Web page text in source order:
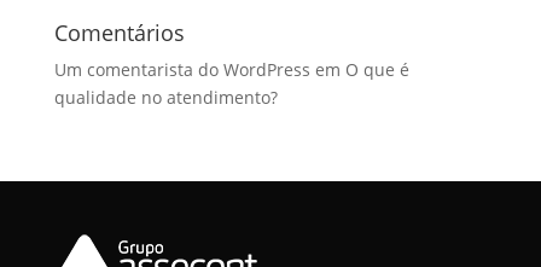
Comentários
Um comentarista do WordPress em O que é
qualidade no atendimento?